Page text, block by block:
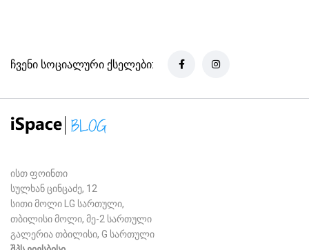
ჩვენი სოციალური ქსელები:
ისთ ფოინთი
სულხან ცინცაძე, 12
სითი მოლი LG სართული,
თბილისი მოლი, მე-2 სართული
გალერია თბილისი, G სართული